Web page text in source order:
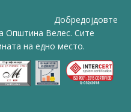
Добредојдовте
Општина Велес. Сите
на едно место.